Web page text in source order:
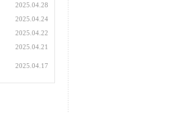
2025.04.28
2025.04.24
2025.04.22
2025.04.21
2025.04.17